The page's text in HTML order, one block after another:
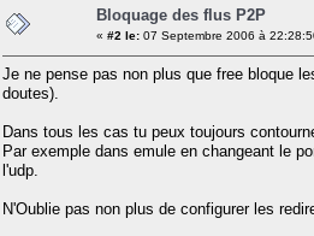
Bloquage des flus P2P
« #2 le: 07 Septembre 2006 à
Je ne pense pas non plus que free bloque
doutes).
Dans tous les cas tu peux toujours
Par exemple dans emule en changeant le
l'udp.
N'Oublie pas non plus de configurer les